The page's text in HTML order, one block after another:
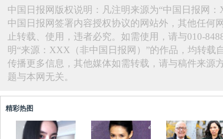
中国日报网版权说明：凡注明来源为“中国日报网
中国日报网签署内容授权协议的网站外，其他任何
止转载、使用，违者必究。如需使用，请与010-
明“来源：XXX（非中国日报网）”的作品，均转载
传播更多信息，其他媒体如需转载，请与稿件来源
题与本网无关。
精彩热图